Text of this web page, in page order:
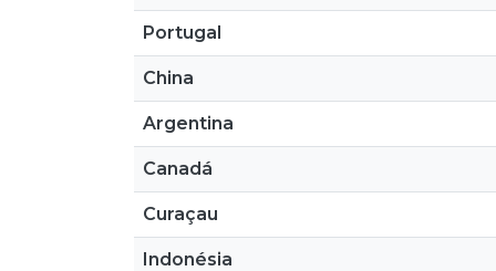
Portugal
China
Argentina
Canadá
Curaçau
Indonésia